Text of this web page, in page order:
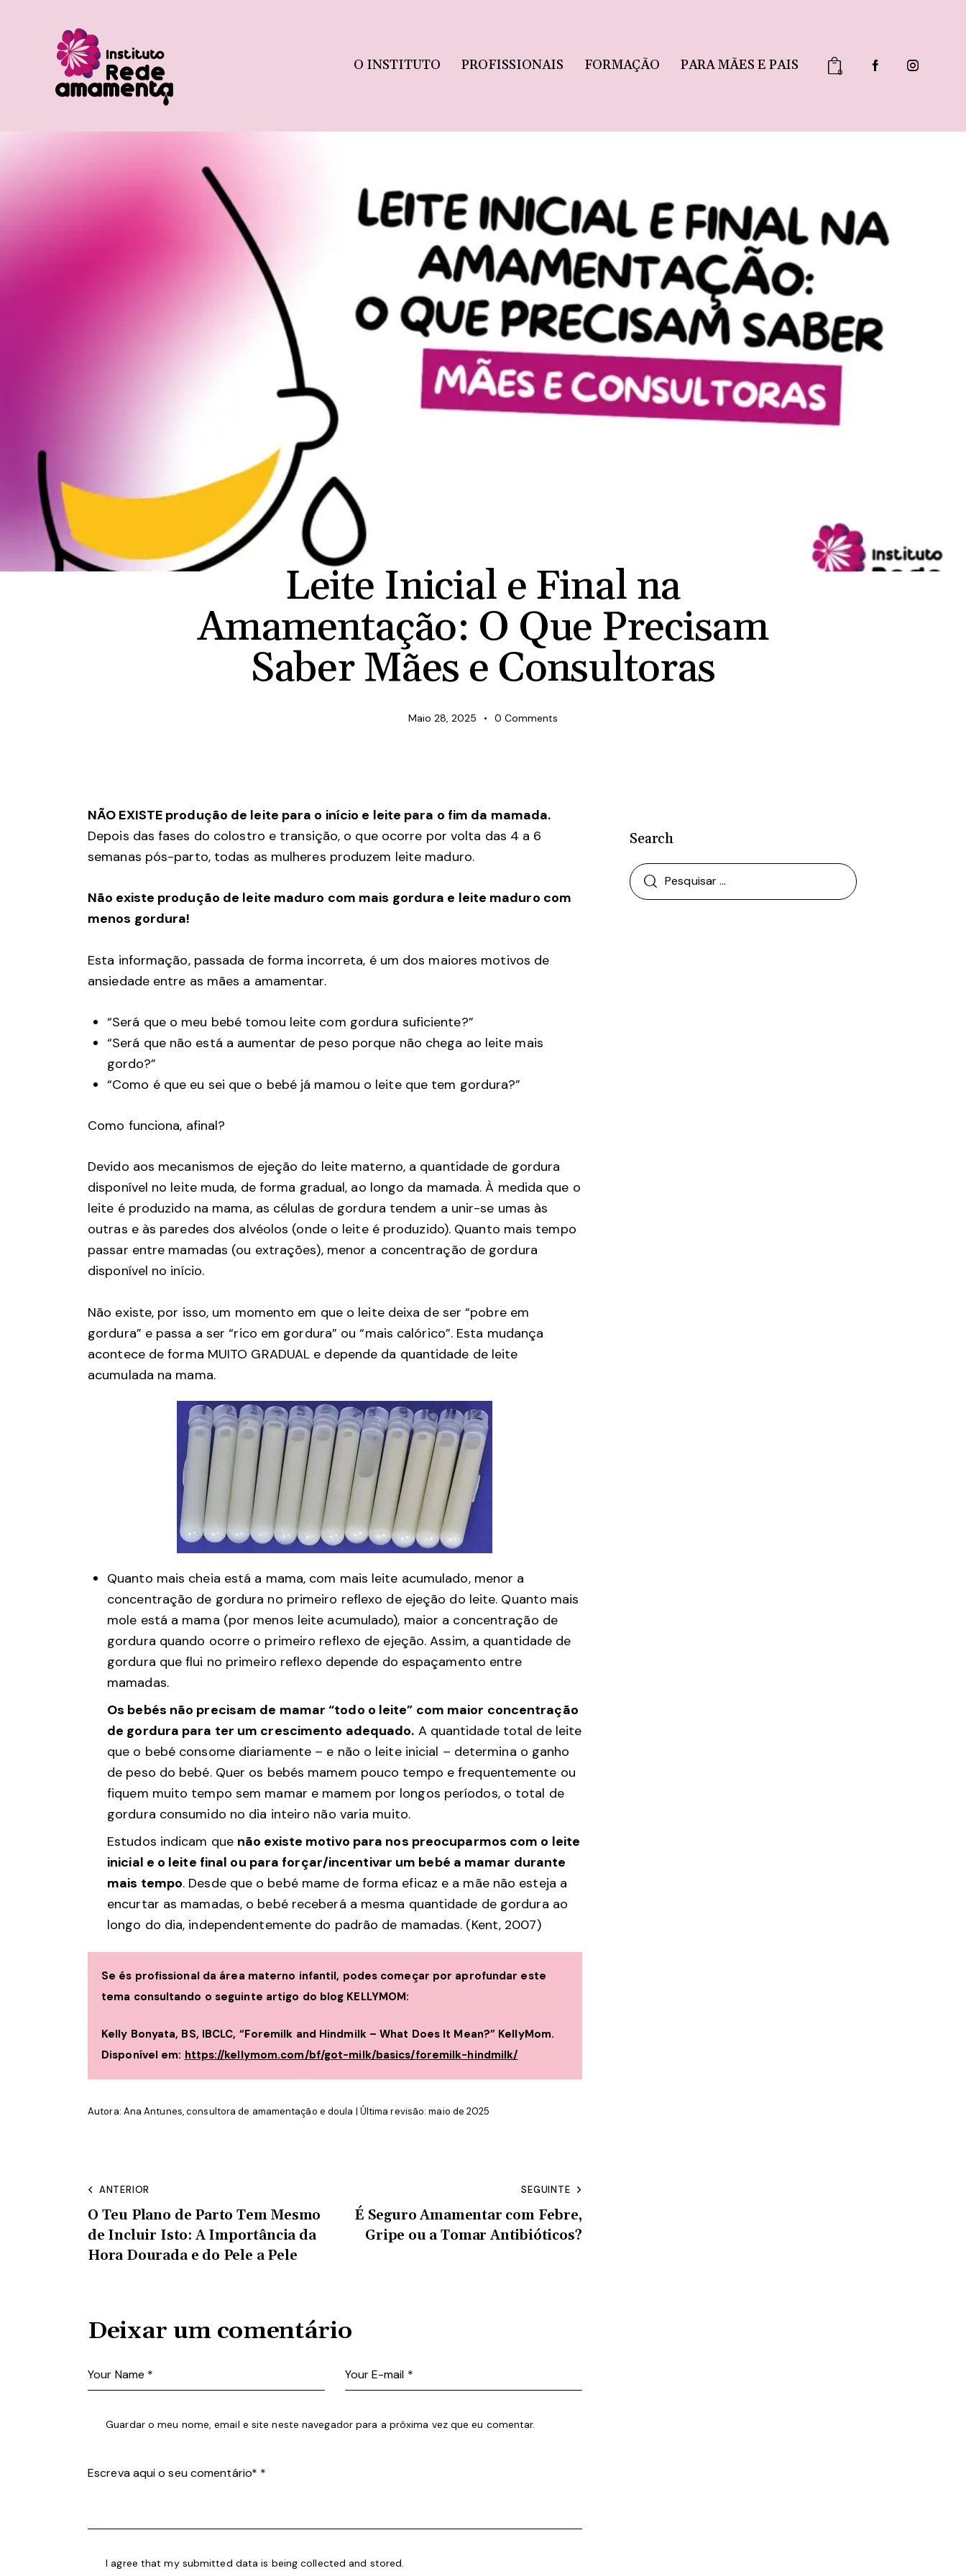
O INSTITUTO PROFISSIONAIS FORMAÇÃO PARA MÃES E PAIS 0
Leite Inicial e Final na
Amamentação: O Que Precisam
Saber Mães e Consultoras
Maio 28, 2025 0 Comments
NÃO EXISTE produção de leite para o início e leite para o fim da mamada.
Depois das fases do colostro e transição, o que ocorre por volta das 4 a 6
semanas pós-parto, todas as mulheres produzem leite maduro.
Não existe produção de leite maduro com mais gordura e leite maduro com
menos gordura!
Esta informação, passada de forma incorreta, é um dos maiores motivos de
ansiedade entre as mães a amamentar.
“Será que o meu bebé tomou leite com gordura suficiente?”
“Será que não está a aumentar de peso porque não chega ao leite mais
gordo?”
“Como é que eu sei que o bebé já mamou o leite que tem gordura?”
Como funciona, afinal?
Devido aos mecanismos de ejeção do leite materno, a quantidade de gordura
disponível no leite muda, de forma gradual, ao longo da mamada. À medida que o
leite é produzido na mama, as células de gordura tendem a unir-se umas às
outras e às paredes dos alvéolos (onde o leite é produzido). Quanto mais tempo
passar entre mamadas (ou extrações), menor a concentração de gordura
disponível no início.
Não existe, por isso, um momento em que o leite deixa de ser “pobre em
gordura” e passa a ser “rico em gordura” ou “mais calórico”. Esta mudança
acontece de forma MUITO GRADUAL e depende da quantidade de leite
acumulada na mama.
Quanto mais cheia está a mama, com mais leite acumulado, menor a
concentração de gordura no primeiro reflexo de ejeção do leite. Quanto mais
mole está a mama (por menos leite acumulado), maior a concentração de
gordura quando ocorre o primeiro reflexo de ejeção. Assim, a quantidade de
gordura que flui no primeiro reflexo depende do espaçamento entre
mamadas.
Os bebés não precisam de mamar “todo o leite” com maior concentração
de gordura para ter um crescimento adequado. A quantidade total de leite
que o bebé consome diariamente – e não o leite inicial – determina o ganho
de peso do bebé. Quer os bebés mamem pouco tempo e frequentemente ou
fiquem muito tempo sem mamar e mamem por longos períodos, o total de
gordura consumido no dia inteiro não varia muito.
Estudos indicam que não existe motivo para nos preocuparmos com o leite
inicial e o leite final ou para forçar/incentivar um bebé a mamar durante
mais tempo. Desde que o bebé mame de forma eficaz e a mãe não esteja a
encurtar as mamadas, o bebé receberá a mesma quantidade de gordura ao
longo do dia, independentemente do padrão de mamadas. (Kent, 2007)
Se és profissional da área materno infantil, podes começar por aprofundar este
tema consultando o seguinte artigo do blog KELLYMOM:
Kelly Bonyata, BS, IBCLC, “Foremilk and Hindmilk – What Does It Mean?” KellyMom.
Disponível em: https://kellymom.com/bf/got-milk/basics/foremilk-hindmilk/
Autora: Ana Antunes, consultora de amamentação e doula | Última revisão: maio de 2025
ANTERIOR
O Teu Plano de Parto Tem Mesmo
de Incluir Isto: A Importância da
Hora Dourada e do Pele a Pele
SEGUINTE
É Seguro Amamentar com Febre,
Gripe ou a Tomar Antibióticos?
Deixar um comentário
Guardar o meu nome, email e site neste navegador para a próxima vez que eu comentar.
I agree that my submitted data is being collected and stored.
Search